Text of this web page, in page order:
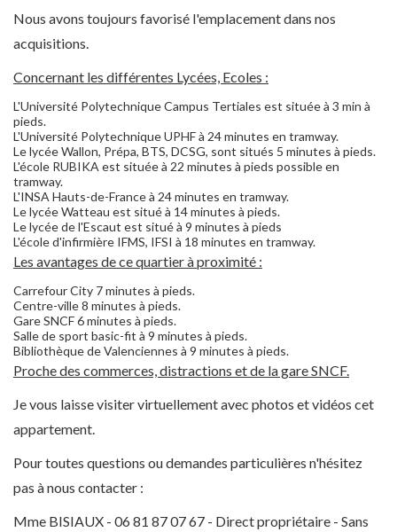
Nous avons toujours favorisé l'emplacement dans nos
acquisitions.
Concernant les différentes Lycées, Ecoles :
L'Université Polytechnique Campus Tertiales est située à 3 min à
pieds.
L'Université Polytechnique UPHF à 24 minutes en tramway.
Le lycée Wallon, Prépa, BTS, DCSG, sont situés 5 minutes à pieds.
L'école RUBIKA est située à 22 minutes à pieds possible en
tramway.
L'INSA Hauts-de-France à 24 minutes en tramway.
Le lycée Watteau est situé à 14 minutes à pieds.
Le lycée de l'Escaut est situé à 9 minutes à pieds
L'école d'infirmière IFMS, IFSI à 18 minutes en tramway.
Les avantages de ce quartier à proximité :
Carrefour City 7 minutes à pieds.
Centre-ville 8 minutes à pieds.
Gare SNCF 6 minutes à pieds.
Salle de sport basic-fit à 9 minutes à pieds.
Bibliothèque de Valenciennes à 9 minutes à pieds.
Proche des commerces, distractions et de la gare SNCF.
Je vous laisse visiter virtuellement avec photos et vidéos cet
appartement.
Pour toutes questions ou demandes particulières n'hésitez
pas à nous contacter :
Mme BISIAUX - 06 81 87 07 67 - Direct propriétaire - Sans